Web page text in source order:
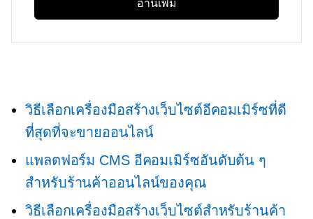
อ่านเพิ่ม
วิธีเลือกเครื่องมือสร้างเว็บไซต์อีคอมเมิร์ซที่ดี
ที่สุดที่จะขายออนไลน์
แพลตฟอร์ม CMS อีคอมเมิร์ซอันดับต้น ๆ
สำหรับร้านค้าออนไลน์ของคุณ
วิธีเลือกเครื่องมือสร้างเว็บไซต์สำหรับร้านค้า